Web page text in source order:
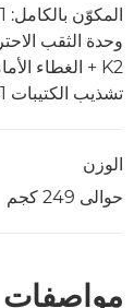
تشذيب الكتيبات G1 + حامل الورق المتعدد الأدراج E1
الوزن
حوالى 249 كجم
مواصفات